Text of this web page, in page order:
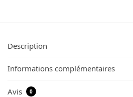
Description
Informations complémentaires
Avis 0